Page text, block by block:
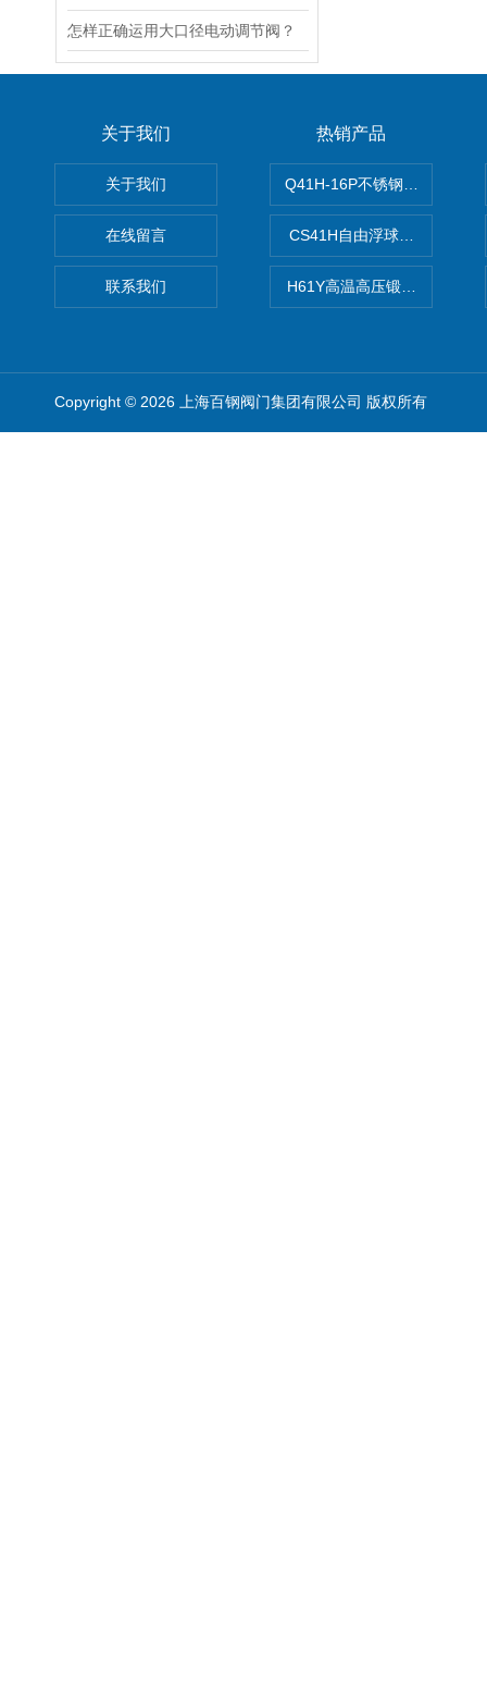
怎样正确运用大口径电动调节阀？
关于我们
关于我们
在线留言
联系我们
热销产品
Q41H-16P不锈钢硬密封球阀
CS41H自由浮球式蒸汽疏水
H61Y高温高压锻钢止回阀
Copyright © 2026 上海百钢阀门集团有限公司 版权所有